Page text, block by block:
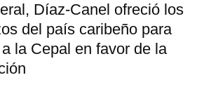
Díaz-Canel ofreció los
del país caribeño para
la Cepal en favor de la